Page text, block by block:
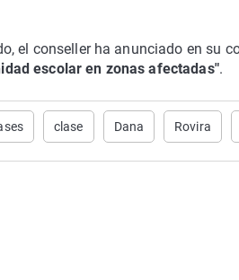
el conseller ha anunciado en su
escolar en zonas afectadas".
clase Dana Rovira